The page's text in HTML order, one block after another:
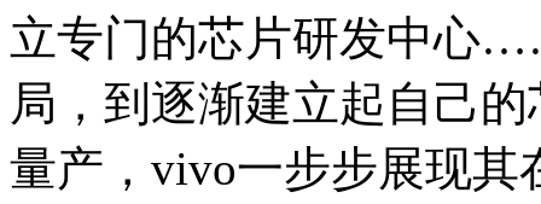
立专门的芯片研发中心
局，到逐渐建立起自己
量产，vivo一步步展现其